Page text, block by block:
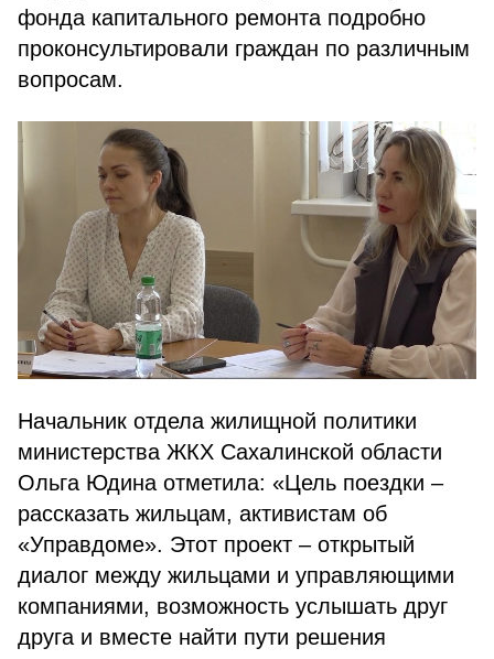
фонда капитального ремонта подробно
проконсультировали граждан по различным
вопросам.
Начальник отдела жилищной политики
министерства ЖКХ Сахалинской области
Ольга Юдина отметила: «Цель поездки –
рассказать жильцам, активистам об
«Управдоме». Этот проект – открытый
диалог между жильцами и управляющими
компаниями, возможность услышать друг
друга и вместе найти пути решения